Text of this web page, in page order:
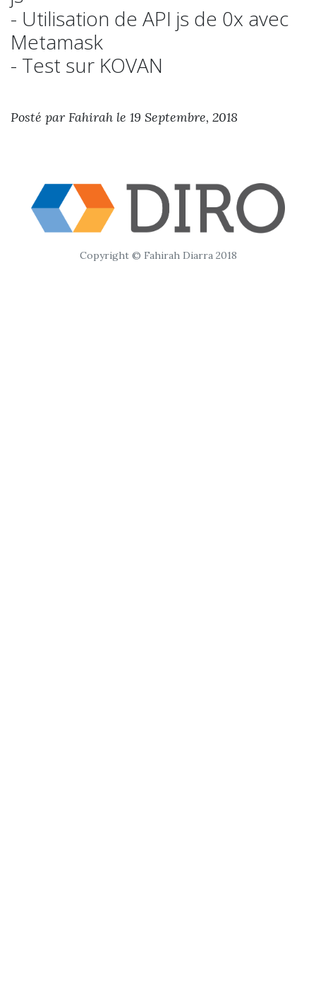
- Utilisation de API js de 0x avec
Metamask
- Test sur KOVAN
Posté par Fahirah le 19 Septembre, 2018
Copyright © Fahirah Diarra 2018